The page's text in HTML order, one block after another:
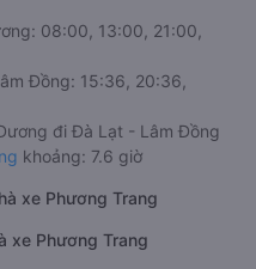
08:00, 13:00, 21:00,
Đồng: 15:36, 20:36,
đi Đà Lạt - Lâm Đồng
khoảng: 7.6 giờ
xe Phương Trang
xe Phương Trang